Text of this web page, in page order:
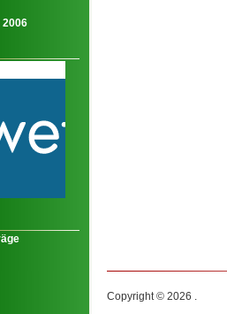
2006
Copyright © 2026 .